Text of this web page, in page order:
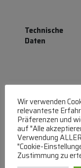
Technische
Daten
Wir verwenden
relevanteste
Präferenzen und
auf "Alle
Verwendung
"Cookie-
Zustimmung zu